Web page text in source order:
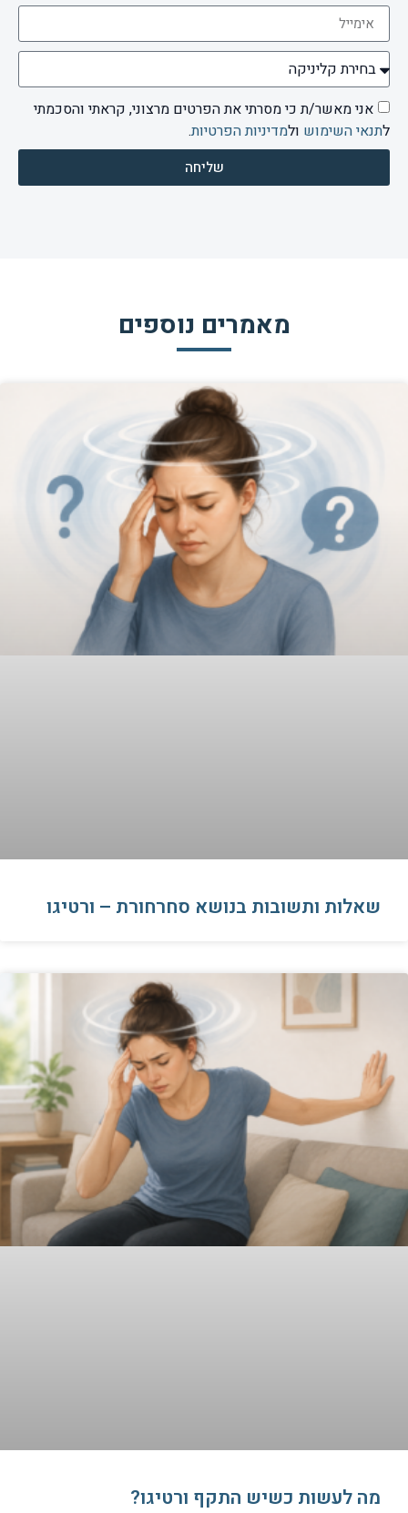
אני מאשר/ת כי מסרתי את הפרטים מרצוני, קראתי והסכמתי
לתנאי השימוש ולמדיניות הפרטיות.
שליחה
מאמרים נוספים
שאלות ותשובות בנושא סחרחורת – ורטיגו
​מה לעשות כשיש התקף ורטיגו?